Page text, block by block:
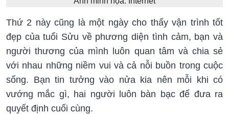
Thứ 2 này cũng là một ngày cho thấy vận trình tốt
đẹp của tuổi Sửu về phương diện tình cảm, bạn và
người thương của mình luôn quan tâm và chia sẻ
với nhau những niềm vui và cả nỗi buồn trong cuộc
sống. Bạn tin tưởng vào nửa kia nên mỗi khi có
vướng mắc gì, hai người luôn bàn bạc để đưa ra
quyết định cuối cùng.